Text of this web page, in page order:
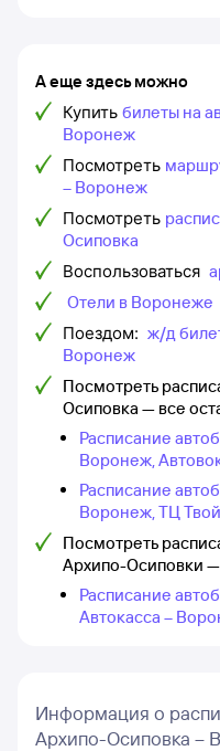
А еще здесь можно
Купить билеты на
Воронеж
Посмотреть
– Воронеж
Посмотреть
Осиповка
Воспользоваться
Отели в Воронеже
Поездом: ж/д
Воронеж
Посмотреть
Осиповка — все
Расписание
Воронеж,
Расписание
Воронеж, ТЦ
Посмотреть
Архипо-Осиповки
Расписание
Автокасса –
Информация о
Архипо-Осиповка –